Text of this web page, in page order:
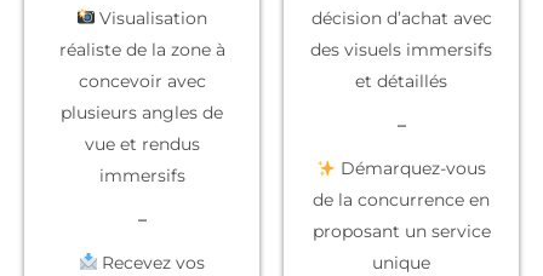
Visualisation
réaliste de la zone à
concevoir avec
plusieurs angles de
vue et rendus
immersifs
–
Recevez vos
décision d’achat avec
des visuels immersifs
et détaillés
–
Démarquez-vous
de la concurrence en
proposant un service
unique